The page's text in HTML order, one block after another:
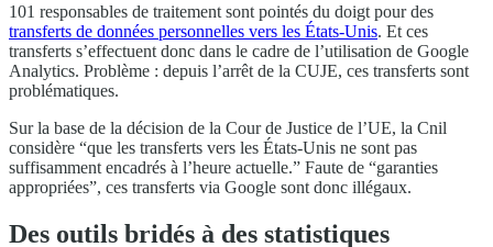
101 responsables de traitement sont pointés du doigt pour des
transferts de données personnelles vers les États-Unis. Et ces
transferts s’effectuent donc dans le cadre de l’utilisation de Google
Analytics. Problème : depuis l’arrêt de la CUJE, ces transferts sont
problématiques.
Sur la base de la décision de la Cour de Justice de l’UE, la Cnil
considère “que les transferts vers les États-Unis ne sont pas
suffisamment encadrés à l’heure actuelle.” Faute de “garanties
appropriées”, ces transferts via Google sont donc illégaux.
Des outils bridés à des statistiques